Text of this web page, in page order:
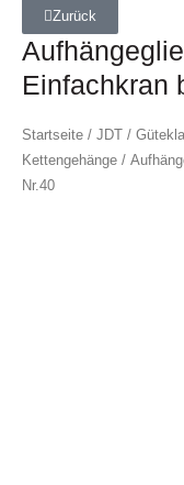
Zurück
Einfachkran
Startseite / JDT /
Kettengehänge /
Nr.40